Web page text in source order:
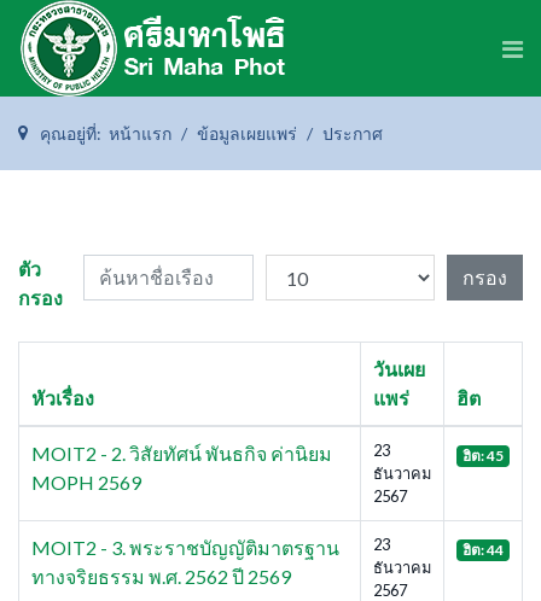
คุณอยู่ที่: หน้าแรก ข้อมูลเผยแพร่ ประกาศ
ตัว
กรอง
ค้นหาชื่อเรือง แสดง # กรอง
หัวเรื่อง
วันเผย
แพร่
ฮิต
MOIT2 - 2. วิสัยทัศน์ พันธกิจ ค่านิยม
MOPH 2569
23
ธันวาคม
2567
ฮิต: 45
MOIT2 - 3. พระราชบัญญัติมาตรฐาน
ทางจริยธรรม พ.ศ. 2562 ปี 2569
23
ธันวาคม
2567
ฮิต: 44